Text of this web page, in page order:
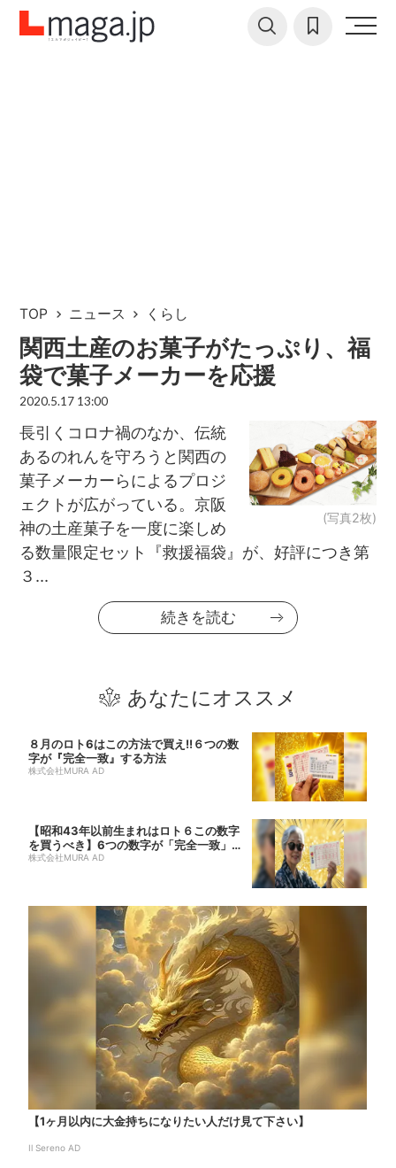
TOP ニュース くらし
関西土産のお菓子がたっぷり、福
袋で菓子メーカーを応援
2020.5.17 13:00
(写真2枚)
長引くコロナ禍のなか、伝統
あるのれんを守ろうと関西の
菓子メーカーらによるプロジ
ェクトが広がっている。京阪
神の土産菓子を一度に楽しめ
る数量限定セット『救援福袋』が、好評につき第
３...
続きを読む
あなたにオススメ
８月のロト6はこの方法で買え!!６つの数
字が『完全一致』する方法
株式会社MURA AD
【昭和43年以前生まれはロト６この数字
を買うべき】6つの数字が「完全一致」す
る方...
株式会社MURA AD
【1ヶ月以内に大金持ちになりたい人だけ見て下さい】
Il Sereno AD